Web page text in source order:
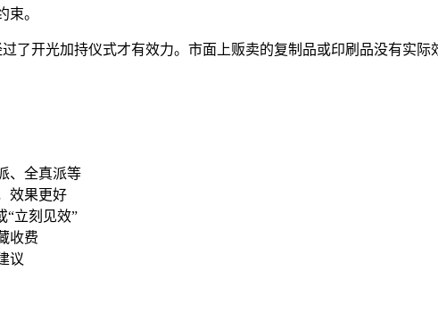
束。
了开光加持仪式才有效力。市面上贩卖的复制品或印刷品没有实际
、全真派等
效果更好
“立刻见效”
收费
议